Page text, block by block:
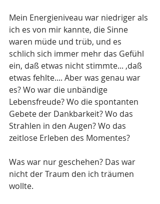
Mein Energieniveau war niedriger als
ich es von mir kannte, die Sinne
waren müde und trüb, und es
schlich sich immer mehr das Gefühl
ein, daß etwas nicht stimmte... ,daß
etwas fehlte.... Aber was genau war
es? Wo war die unbändige
Lebensfreude? Wo die spontanten
Gebete der Dankbarkeit? Wo das
Strahlen in den Augen? Wo das
zeitlose Erleben des Momentes?
Was war nur geschehen? Das war
nicht der Traum den ich träumen
wollte.